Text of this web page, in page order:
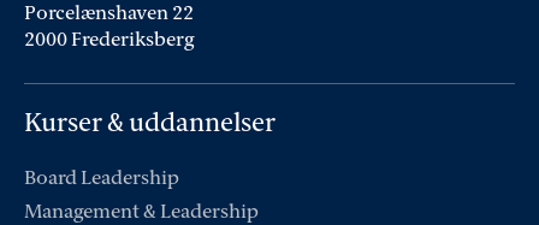
Porcelænshaven 22
2000 Frederiksberg
Kurser & uddannelser
Board Leadership
Management & Leadership